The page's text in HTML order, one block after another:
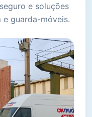
e soluções
e guarda-móveis.